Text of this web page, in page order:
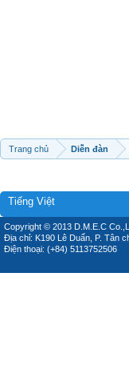
Trang chủ Diễn đàn
Tiếng Việt
Copyright © 2013 D.M.E.C
Địa chỉ: K190 Lê Duẩn, P. Tân
Điện thoại: (+84) 5113752506